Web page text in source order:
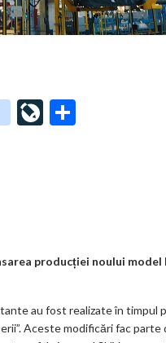
g
o
k
Li
producției noului
au fost realizate în timpul
Aceste modificări fac